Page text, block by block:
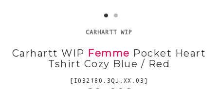
CARHARTT WIP
Carhartt WIP Femme Pocket Heart
Tshirt Cozy Blue / Red
[I032180.3QJ.XX.03]